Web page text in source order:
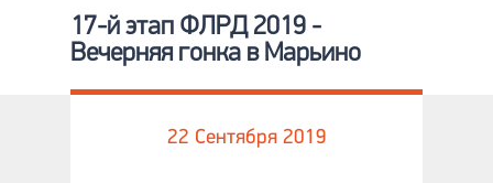
17-й этап ФЛРД 2019 -
Вечерняя гонка в Марьино
22 Сентября 2019